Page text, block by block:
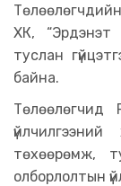
ХК, “Эрдэнэт
туслан
байна.
Төлөөлөгчид
төхөөрөмж,
олборлолтын